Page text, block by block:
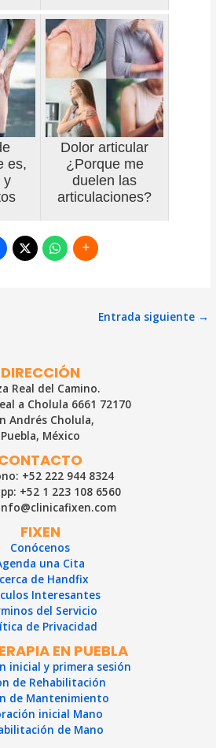
es,
y
Dolor articular
¿Porque me
duelen las
articulaciones?
Entrada siguiente →
DIRECCIÓN
Real del Camino.
a Cholula 6661 72170
Andrés Cholula,
Puebla, México
+52 222 944 8324
+52 1 223 108 6560
FIXEN
Conócenos
una Cita
de Handfix
Interesantes
del Servicio
de Privacidad
EN PUEBLA
inicial y primera sesión
de Rehabilitación
de Mantenimiento
inicial Mano
de Mano